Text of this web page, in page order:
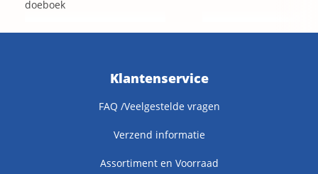
doeboek
Klantenservice
FAQ /Veelgestelde vragen
Verzend informatie
Assortiment en Voorraad